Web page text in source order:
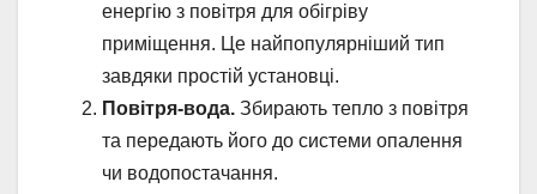
енергію з повітря для обігріву
приміщення. Це найпопулярніший тип
завдяки простій установці.
Повітря-вода. Збирають тепло з повітря
та передають його до системи опалення
чи водопостачання.